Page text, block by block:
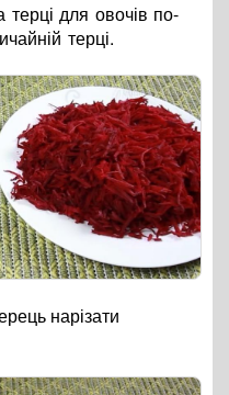
терці для овочів по-
терці.
нарізати